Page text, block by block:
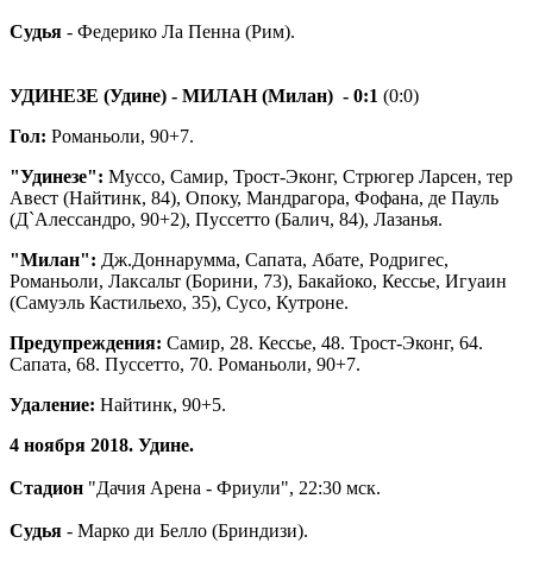
Судья - Федерико Ла Пенна (Рим).
УДИНЕЗЕ (Удине) - МИЛАН (Милан) - 0:1 (0:0)
Гол: Романьоли, 90+7.
"Удинезе": Муссо, Самир, Трост-Эконг, Стрюгер Ларсен, тер
Авест (Найтинк, 84), Опоку, Мандрагора, Фофана, де Пауль
(Д`Алессандро, 90+2), Пуссетто (Балич, 84), Лазанья.
"Милан": Дж.Доннарумма, Сапата, Абате, Родригес,
Романьоли, Лаксальт (Борини, 73), Бакайоко, Кессье, Игуаин
(Самуэль Кастильехо, 35), Сусо, Кутроне.
Предупреждения: Самир, 28. Кессье, 48. Трост-Эконг, 64.
Сапата, 68. Пуссетто, 70. Романьоли, 90+7.
Удаление: Найтинк, 90+5.
4 ноября 2018. Удине.
Стадион "Дачия Арена - Фриули", 22:30 мск.
Судья - Марко ди Белло (Бриндизи).